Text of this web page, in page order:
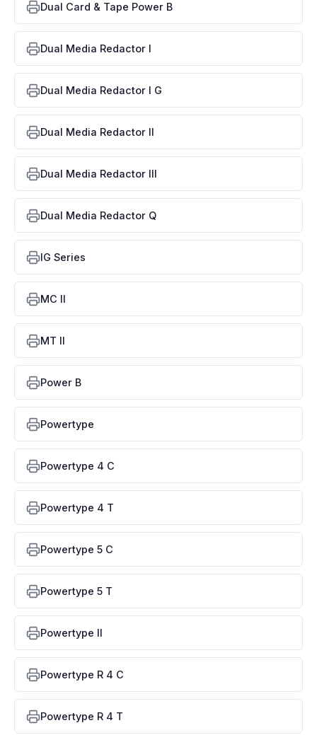
Dual Card & Tape Power B
Dual Media Redactor I
Dual Media Redactor I G
Dual Media Redactor II
Dual Media Redactor III
Dual Media Redactor Q
IG Series
MC II
MT II
Power B
Powertype
Powertype 4 C
Powertype 4 T
Powertype 5 C
Powertype 5 T
Powertype II
Powertype R 4 C
Powertype R 4 T